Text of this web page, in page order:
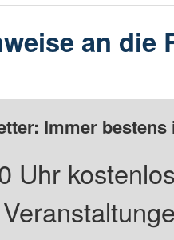
an die
Immer
Uhr